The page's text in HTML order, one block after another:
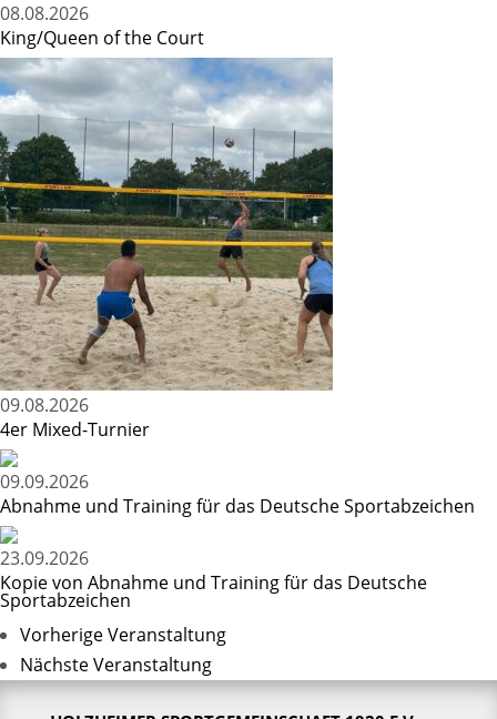
08.08.2026
King/Queen of the Court
09.08.2026
4er Mixed-Turnier
09.09.2026
Abnahme und Training für das Deutsche Sportabzeichen
23.09.2026
Kopie von Abnahme und Training für das Deutsche
Sportabzeichen
Vorherige Veranstaltung
Nächste Veranstaltung